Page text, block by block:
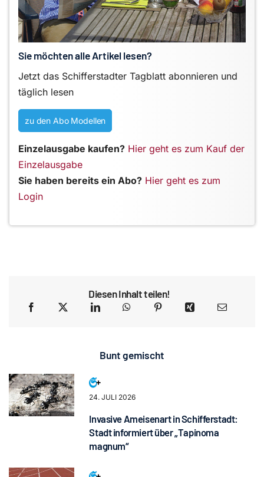
Sie möchten alle Artikel lesen?
Jetzt das Schifferstadter Tagblatt abonnieren und
täglich lesen
zu den Abo Modellen
Einzelausgabe kaufen? Hier geht es zum Kauf der
Einzelausgabe
Sie haben bereits ein Abo? Hier geht es zum
Login
Diesen Inhalt teilen!
Bunt gemischt
24. JULI 2026
Invasive Ameisenart in Schifferstadt:
Stadt informiert über „Tapinoma
magnum“